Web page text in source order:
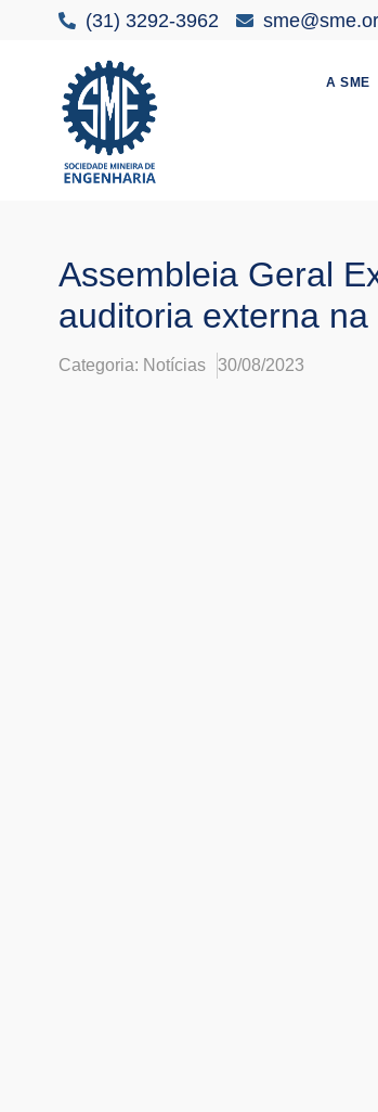
(31) 3292-3962
A SME
Assembleia Geral
auditoria externa na
Categoria: Notícias 30/08/2023